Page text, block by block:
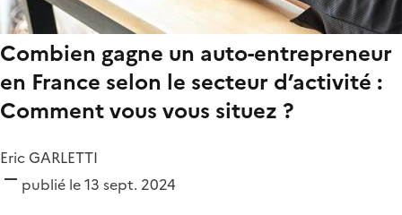
Combien gagne un auto-entrepreneur
en France selon le secteur d’activité :
Comment vous vous situez ?
Eric GARLETTI
publié le 13 sept. 2024